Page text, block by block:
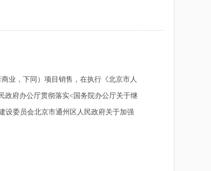
业，下同）项目销售，在执行《北京市人
政府办公厅贯彻落实<国务院办公厅关于继
设委员会北京市通州区人民政府关于加强